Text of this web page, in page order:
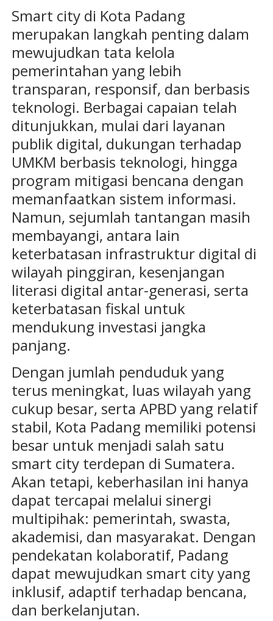
Smart city di Kota Padang
merupakan langkah penting dalam
mewujudkan tata kelola
pemerintahan yang lebih
transparan, responsif, dan berbasis
teknologi. Berbagai capaian telah
ditunjukkan, mulai dari layanan
publik digital, dukungan terhadap
UMKM berbasis teknologi, hingga
program mitigasi bencana dengan
memanfaatkan sistem informasi.
Namun, sejumlah tantangan masih
membayangi, antara lain
keterbatasan infrastruktur digital di
wilayah pinggiran, kesenjangan
literasi digital antar-generasi, serta
keterbatasan fiskal untuk
mendukung investasi jangka
panjang.
Dengan jumlah penduduk yang
terus meningkat, luas wilayah yang
cukup besar, serta APBD yang relatif
stabil, Kota Padang memiliki potensi
besar untuk menjadi salah satu
smart city terdepan di Sumatera.
Akan tetapi, keberhasilan ini hanya
dapat tercapai melalui sinergi
multipihak: pemerintah, swasta,
akademisi, dan masyarakat. Dengan
pendekatan kolaboratif, Padang
dapat mewujudkan smart city yang
inklusif, adaptif terhadap bencana,
dan berkelanjutan.